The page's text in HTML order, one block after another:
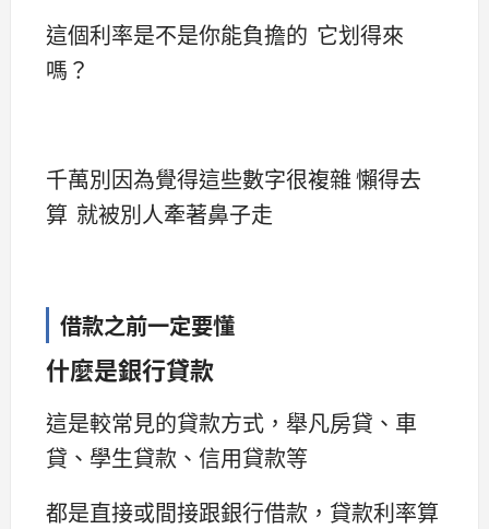
這個利率是不是你能負擔的 它划得來
嗎？
千萬別因為覺得這些數字很複雜 懶得去
算 就被別人牽著鼻子走
借款之前一定要懂
什麼是銀行貸款
這是較常見的貸款方式，舉凡房貸、車
貸、學生貸款、信用貸款等
都是直接或間接跟銀行借款，貸款利率算